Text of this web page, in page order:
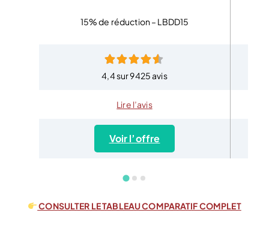
15% de réduction – LBDD15
4,4 sur 9425 avis
Lire l’avis
Voir l’offre
CONSULTER LE TABLEAU COMPARATIF COMPLET